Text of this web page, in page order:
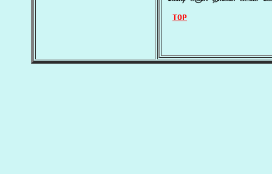
TOP